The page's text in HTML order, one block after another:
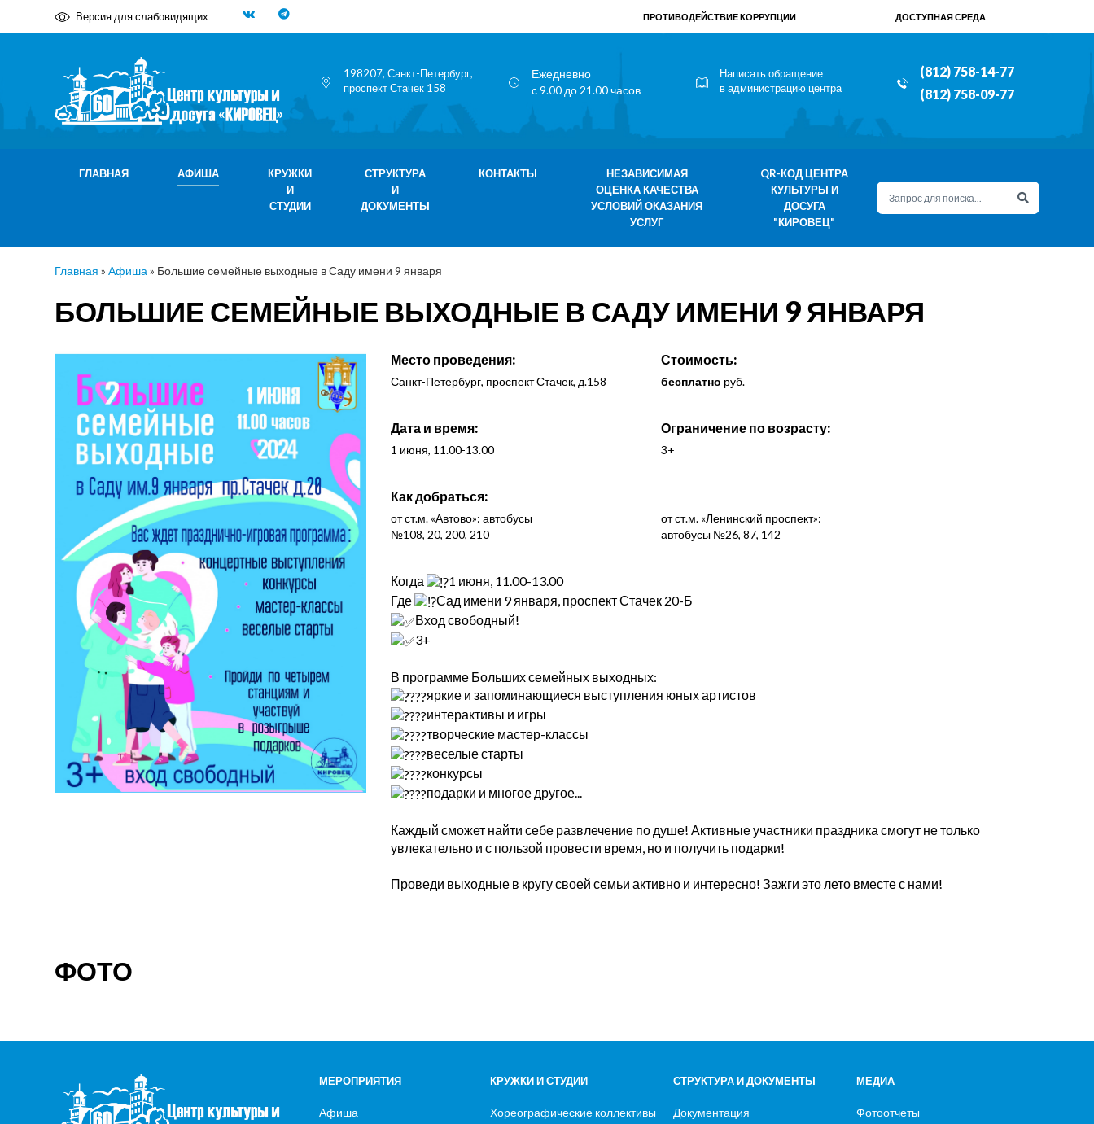
Версия для слабовидящих ПРОТИВОДЕЙСТВИЕ КОРРУПЦИИ ДОСТУПНАЯ СРЕДА
198207, Санкт-Петербург,
проспект Стачек 158
Ежедневно
с 9.00 до 21.00 часов
Написать обращение
в администрацию центра
(812) 758-14-77
(812) 758-09-77
ГЛАВНАЯ АФИША
КРУЖКИ
И
СТУДИИ
СТРУКТУРА
И
ДОКУМЕНТЫ
КОНТАКТЫ
НЕЗАВИСИМАЯ
ОЦЕНКА КАЧЕСТВА
УСЛОВИЙ ОКАЗАНИЯ
УСЛУГ
QR-КОД ЦЕНТРА
КУЛЬТУРЫ И
ДОСУГА
"КИРОВЕЦ"
Главная » Афиша » Большие семейные выходные в Саду имени 9 января
БОЛЬШИЕ СЕМЕЙНЫЕ ВЫХОДНЫЕ В САДУ ИМЕНИ 9 ЯНВАРЯ
Место проведения:
Санкт-Петербург, проспект Стачек, д.158
Стоимость:
бесплатно руб.
Дата и время:
1 июня, 11.00-13.00
Ограничение по возрасту:
3+
Как добраться:
от ст.м. «Автово»: автобусы
№108, 20, 200, 210
от ст.м. «Ленинский проспект»:
автобусы №26, 87, 142
Когда
1 июня, 11.00-13.00
Где
Сад имени 9 января, проспект Стачек 20-Б
Вход свободный!
3+
В программе Больших семейных выходных:
яркие и запоминающиеся выступления юных артистов
интерактивы и игры
творческие мастер-классы
веселые старты
конкурсы
подарки и многое другое...
Каждый сможет найти себе развлечение по душе! Активные участники праздника смогут не только
увлекательно и с пользой провести время, но и получить подарки!
Проведи выходные в кругу своей семьи активно и интересно! Зажги это лето вместе с нами!
ФОТО
МЕРОПРИЯТИЯ
Афиша
КРУЖКИ И СТУДИИ
Хореографические коллективы
СТРУКТУРА И ДОКУМЕНТЫ
Документация
МЕДИА
Фотоотчеты